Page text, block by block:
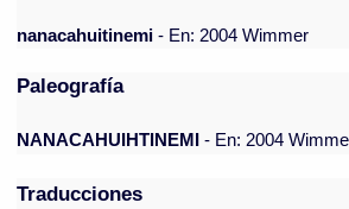
nanacahuitinemi- En: 2004 Wimmer
Paleografía
NANACAHUIHTINEMI - En: 2004
Traducciones